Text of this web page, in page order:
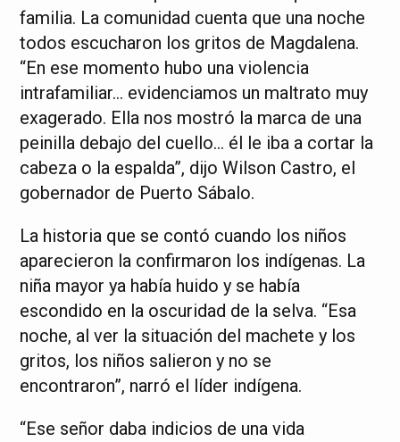
familia. La comunidad cuenta que una noche
todos escucharon los gritos de Magdalena.
“En ese momento hubo una violencia
intrafamiliar… evidenciamos un maltrato muy
exagerado. Ella nos mostró la marca de una
peinilla debajo del cuello… él le iba a cortar la
cabeza o la espalda”, dijo Wilson Castro, el
gobernador de Puerto Sábalo.
La historia que se contó cuando los niños
aparecieron la confirmaron los indígenas. La
niña mayor ya había huido y se había
escondido en la oscuridad de la selva. “Esa
noche, al ver la situación del machete y los
gritos, los niños salieron y no se
encontraron”, narró el líder indígena.
“Ese señor daba indicios de una vida